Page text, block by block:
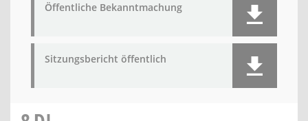
Öffentliche Bekanntmachung
Sitzungsbericht öffentlich